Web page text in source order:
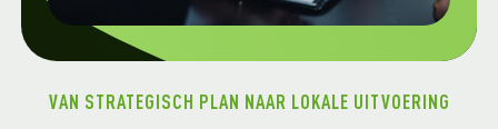
VAN STRATEGISCH PLAN NAAR LOKALE UITVOERING